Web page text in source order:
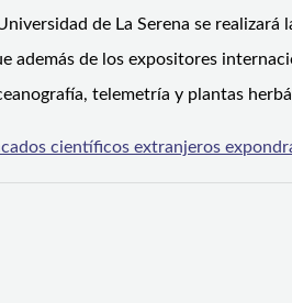
de La Serena se
además de los expositores
telemetría y plantas
científicos extranjeros